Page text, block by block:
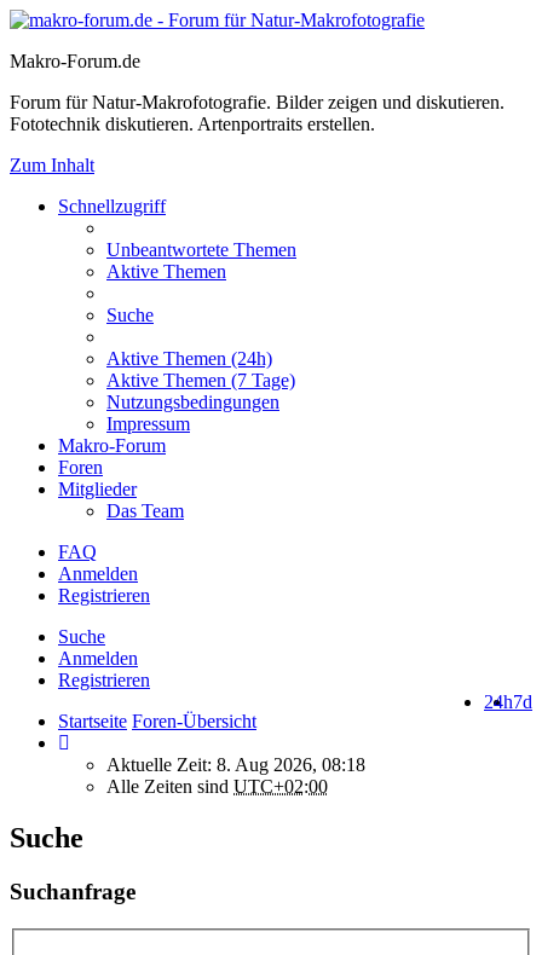
Makro-Forum.de
Forum für Natur-Makrofotografie. Bilder zeigen und diskutieren.
Fototechnik diskutieren. Artenportraits erstellen.
Zum Inhalt
Schnellzugriff
Unbeantwortete Themen
Aktive Themen
Suche
Aktive Themen (24h)
Aktive Themen (7 Tage)
Nutzungsbedingungen
Impressum
Makro-Forum
Foren
Mitglieder
Das Team
FAQ
Anmelden
Registrieren
Suche
Anmelden
Registrieren
7d
24h
Startseite Foren-Übersicht
Aktuelle Zeit: 8. Aug 2026, 08:18
Alle Zeiten sind UTC+02:00
Suche
Suchanfrage